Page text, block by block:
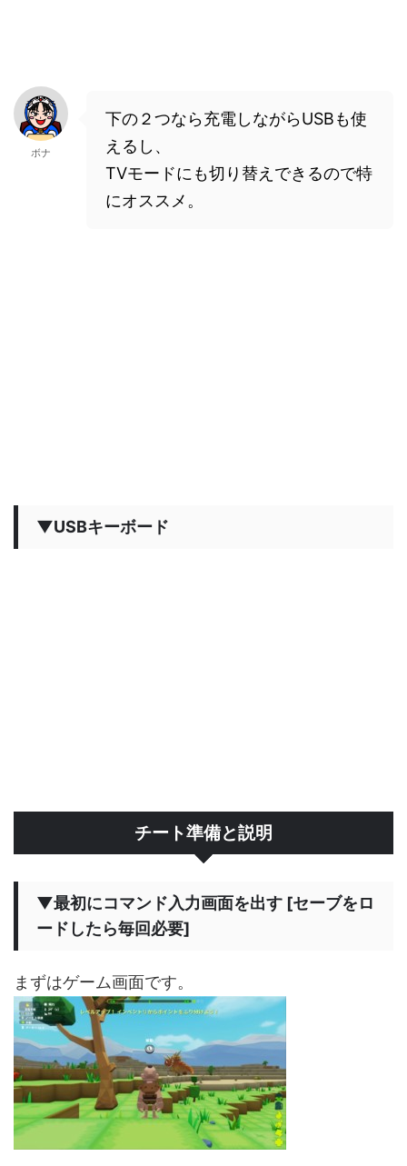
ボナ
下の２つなら充電しながらUSBも使
えるし、
TVモードにも切り替えできるので特
にオススメ。
▼USBキーボード
チート準備と説明
▼最初にコマンド入力画面を出す [セーブをロ
ードしたら毎回必要]
まずはゲーム画面です。